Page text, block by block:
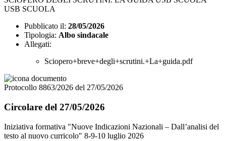
USB SCUOLA
Pubblicato il: 28/05/2026
Tipologia: Albo sindacale
Allegati:
Sciopero+breve+degli+scrutini.+La+guida.pdf
Protocollo 8863/2026 del 27/05/2026
Circolare del 27/05/2026
Iniziativa formativa "Nuove Indicazioni Nazionali – Dall’analisi del
testo al nuovo curricolo" 8-9-10 luglio 2026